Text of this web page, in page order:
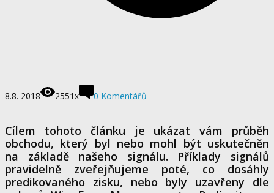
8.8. 2018 2551x 0 Komentářů
Cílem tohoto článku je ukázat vám průběh
obchodu, který byl nebo mohl být uskutečněn
na základě našeho signálu. Příklady signálů
pravidelně zveřejňujeme poté, co dosáhly
predikovaného zisku, nebo byly uzavřeny dle